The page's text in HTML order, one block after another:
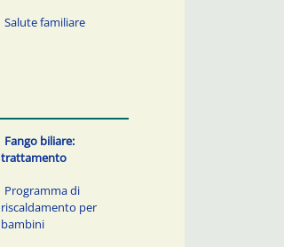
Salute familiare
Fango biliare:
trattamento
Programma di
riscaldamento per
bambini